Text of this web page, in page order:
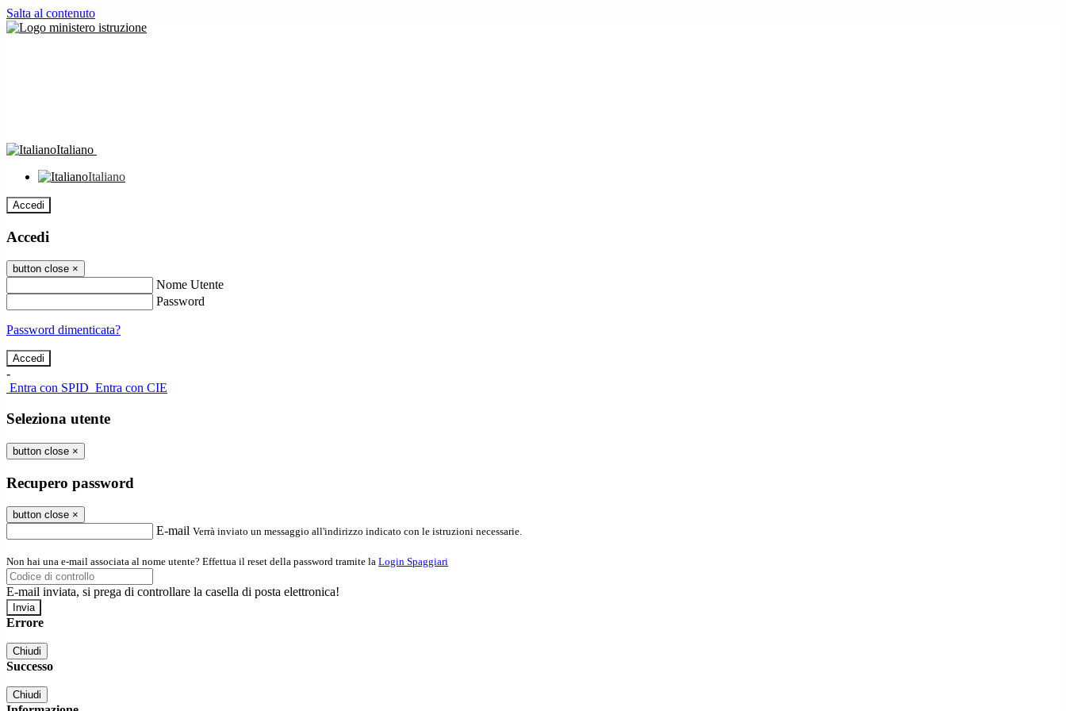
Salta al contenuto
Italiano
Italiano
Accedi
Accedi
button close ×
Nome Utente
Password
Password dimenticata?
-
Entra con SPID Entra con CIE
Seleziona utente
button close ×
Recupero password
button close ×
E-mail Verrà inviato un messaggio all'indirizzo indicato con le istruzioni necessarie.
Non hai una e-mail associata al nome utente? Effettua il reset della password tramite la Login Spaggiari
E-mail inviata, si prega di controllare la casella di posta elettronica!
Errore
Chiudi
Successo
Chiudi